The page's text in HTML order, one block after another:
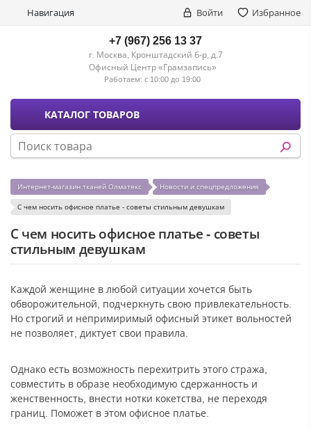
Навигация Войти Избранное
+7 (967) 256 13 37
г. Москва, Кронштадский б-р, д.7
Офисный Центр «Грамзапись»
Работаем: с 10:00 до 19:00
КАТАЛОГ ТОВАРОВ
Интернет-магазин тканей Олматекс Новости и спецпредложения
С чем носить офисное платье - советы стильным девушкам
С чем носить офисное платье - советы
стильным девушкам
Каждой женщине в любой ситуации хочется быть
обворожительной, подчеркнуть свою привлекательность.
Но строгий и непримиримый офисный этикет вольностей
не позволяет, диктует свои правила.
Однако есть возможность перехитрить этого стража,
совместить в образе необходимую сдержанность и
женственность, внести нотки кокетства, не переходя
границ. Поможет в этом офисное платье.